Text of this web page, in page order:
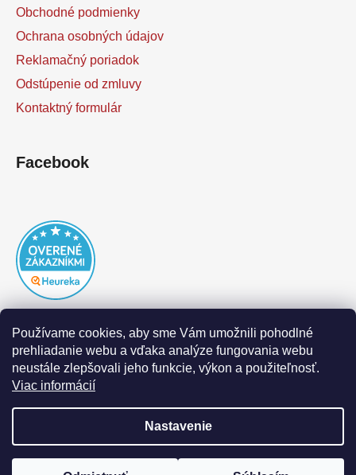
Používame cookies, aby sme Vám umožnili pohodlné
prehliadanie webu a vďaka analýze fungovania webu
neustále zlepšovali jeho funkcie, výkon a použiteľnosť.
Viac informácií
Nastavenie
Obchodné podmienky
Ochrana osobných údajov
Reklamačný poriadok
Odstúpenie od zmluvy
Kontaktný formulár
Facebook
|Realizoval Appgrade